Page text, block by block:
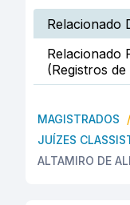
Relacionado
Relacionado
(Registros
MAGISTRADOS